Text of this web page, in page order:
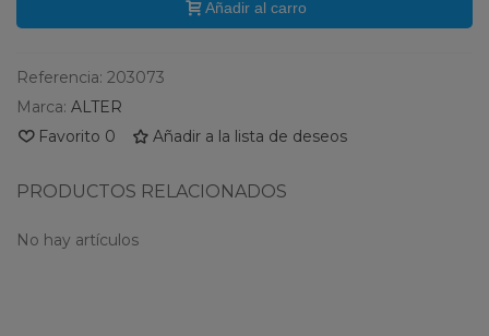
Añadir al carro
Referencia: 203073
Marca: ALTER
Favorito 0 Añadir a la lista de deseos
PRODUCTOS RELACIONADOS
No hay artículos